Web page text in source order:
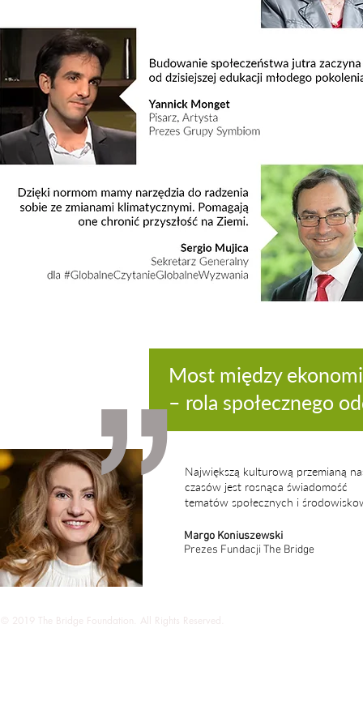
Most między
– rola społecznego
Największą kulturową przemianą
czasów jest rosnąca świadomość
tematów społecznych i
Margo Koniuszewski
Prezes Fundacji The Bridge
© 2019 The Bridge Foundation. All Rights Reserved.